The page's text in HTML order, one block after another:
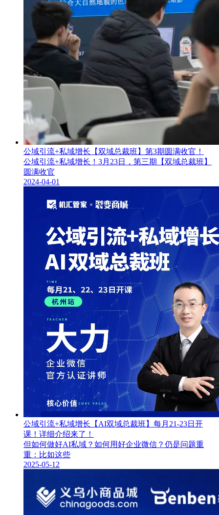
公域引流+私域增长【双域总裁班】第3期圆满收官！
公域引流+私域增长！3月23日，第三期【双域总裁班】
圆满收官
2024-04-01
公域引流+私域增长【AI双域总裁班】每月21-23日开
课！详细介绍来了！
但如何做好AI私域？如何用好企业微信？仍是问题重
重：比如这些
2025-05-12